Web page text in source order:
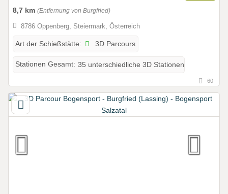
8,7 km (Entfernung von Burgfried)
8786 Oppenberg, Steiermark, Österreich
Art der Schießstätte: 3D Parcours
Stationen Gesamt: 35 unterschiedliche 3D Stationen
60